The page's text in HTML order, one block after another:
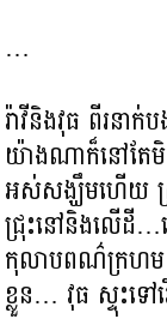
…
រ៉ាវីនិងវុធ ពីរនាក់
យ៉ាងណាក៏នៅតែ
អស់សង្ឃឹមហើយ ស្
ជ្រុះនៅនិងលើដី…
កុលាបពណ៌ក្រហម
ខ្លួន… វុធ ស្ទុះទៅ